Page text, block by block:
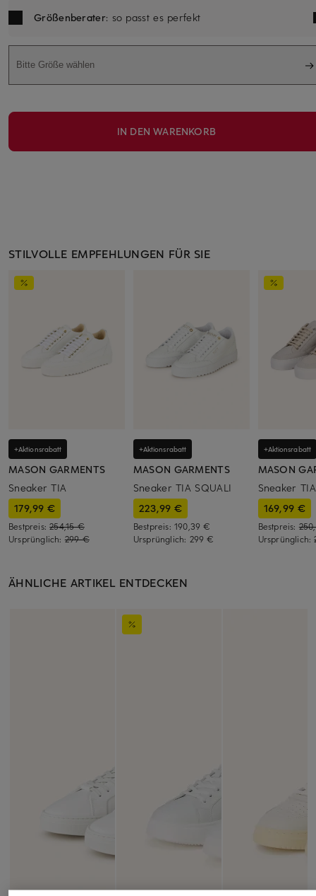
Größenberater: so passt es perfekt
Bitte Größe wählen
IN DEN WARENKORB
STILVOLLE EMPFEHLUNGEN FÜR SIE
+Aktionsrabatt
MASON GARMENTS
Sneaker TIA
179,99 €
Bestpreis:254,15 €
Ursprünglich: 299 €
+Aktionsrabatt
MASON GARMENTS
Sneaker TIA SQUALI
223,99 €
Bestpreis: 190,39 €
Ursprünglich: 299 €
+Aktionsrabatt
MASON
Sneaker TIA
169,99 €
Bestpreis:
Ursprünglich:
ÄHNLICHE ARTIKEL ENTDECKEN